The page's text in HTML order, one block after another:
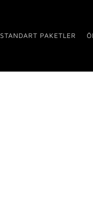
STANDART PAKETLER